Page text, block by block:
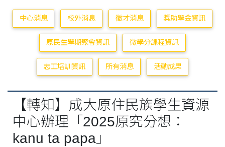
中心消息 校外消息 徵才消息 獎助學金資訊
原民生學期聚會資訊 微學分課程資訊
志工培訓資訊 所有消息 活動成果
【轉知】成大原住民族學生資源
中心辦理「2025原究分想：
kanu ta papa」